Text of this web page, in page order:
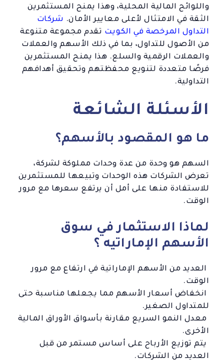
واللوائح المالية المحلية، وهذا يمنح المستثمرين
الثقة في الامتثال لأعلى معايير الأمان.شركات
التداول المرخصة في الكويتتقدم مجموعة متنوعة
من الأصول للتداول، بما في ذلك الأسهم والعملات
والعملات الرقمية والسلع. هذا يمنح المستثمرين
فرصًا متعددة لتنويع محفظتهم وتحقيق أهدافهم
التداولية.
الأسئلة الشائعة
ما هو المقصود بالأسهم؟
السهم هو وحدة من عدة وحدات مملوكة لشركة،
تعرض الشركات هذه الوحدات وتبيعها للمستثمرين
للاستفادة منها على أمل أن يرتفع سعرها مع مرور
الوقت.
لماذا الاستثمار في سوق
الأسهم الإماراتيه ؟
العديد من الأسهم الإماراتية في ارتفاع مع مرور
الوقت.
انخفاض أسعار الأسهم مما يجعلها مناسبة حتى
للمتداول الصغير.
معدل النمو السريع مقارنة بأسواق الأوراق المالية
الأخرى.
يتم توزيع الأرباح على أساس مستمر من قبل
العديد من الشركات.